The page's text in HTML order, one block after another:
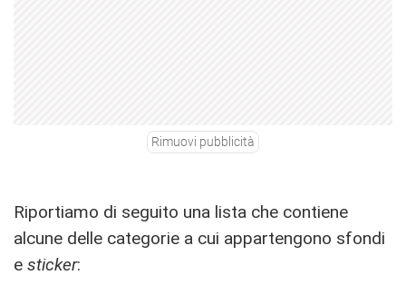
Rimuovi pubblicità
Riportiamo di seguito una lista che contiene
alcune delle categorie a cui appartengono sfondi
e sticker: